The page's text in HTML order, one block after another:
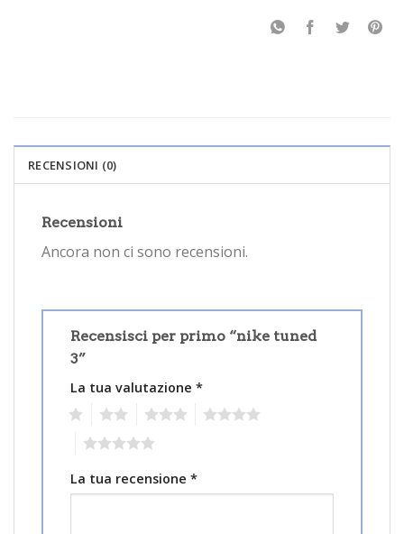
RECENSIONI (0)
Recensioni
Ancora non ci sono recensioni.
Recensisci per primo “nike tuned
3”
La tua valutazione *
La tua recensione *